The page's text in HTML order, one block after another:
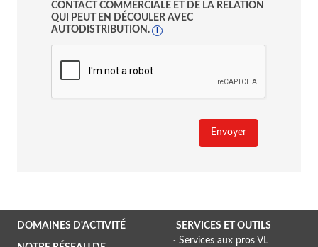
CONTACT COMMERCIALE ET DE LA RELATION
QUI PEUT EN DÉCOULER AVEC
AUTODISTRIBUTION.
Envoyer
DOMAINES D'ACTIVITÉ
SERVICES ET OUTILS
Services aux pros VL